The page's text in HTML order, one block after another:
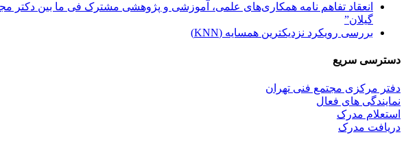
انعقاد تفاهم نامه همکاری‌های علمی، آموزشی و پژوهشی مشترک فی ما بین دکتر
گیلان”
بررسی رویکرد نزدیکترین همسایه (KNN)
دسترسی سریع
دفتر مرکزی مجتمع فنی تهران
نمایندگی های فعال
استعلام مدرک
دریافت مدرک